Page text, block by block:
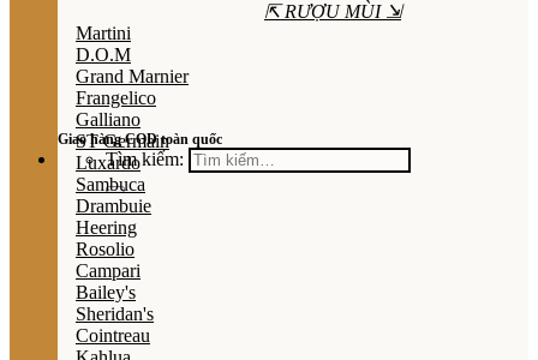
Giao hàng COD toàn quốc
Tìm kiếm:
⇱ RƯỢU MÙI ⇲
Martini
D.O.M
Grand Marnier
Frangelico
Galliano
ST Germain
Luxardo
Sambuca
Drambuie
Heering
Rosolio
Campari
Bailey's
Sheridan's
Cointreau